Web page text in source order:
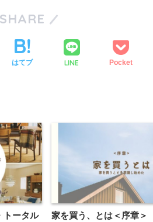
SHARE
はてブ LINE Pocket
トータル
家を買う、とは＜序章＞